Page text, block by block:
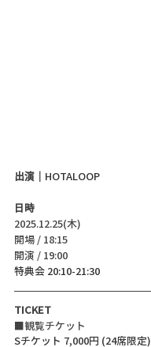
出演｜ HOTALOOP
日時
2025.12.25(木)
開場 / 18:15
開演 / 19:00
特典会 20:10-21:30
TICKET
■観覧チケット
Sチケット 7,000円 (24席限定)